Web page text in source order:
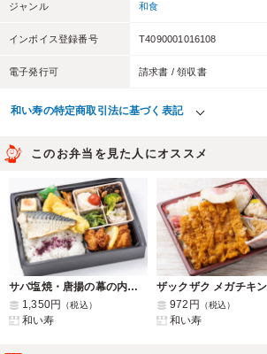
ジャンル 和食
インボイス登録番号 T4090001016108
電子発行可 請求書 / 領収書
和い寿の特定商取引法に基づく表記
このお弁当を見た人にオススメ
サバ塩焼・唐揚の幕の内弁当
1,350円
（税込）
和い寿
972円
（税込）
和い寿